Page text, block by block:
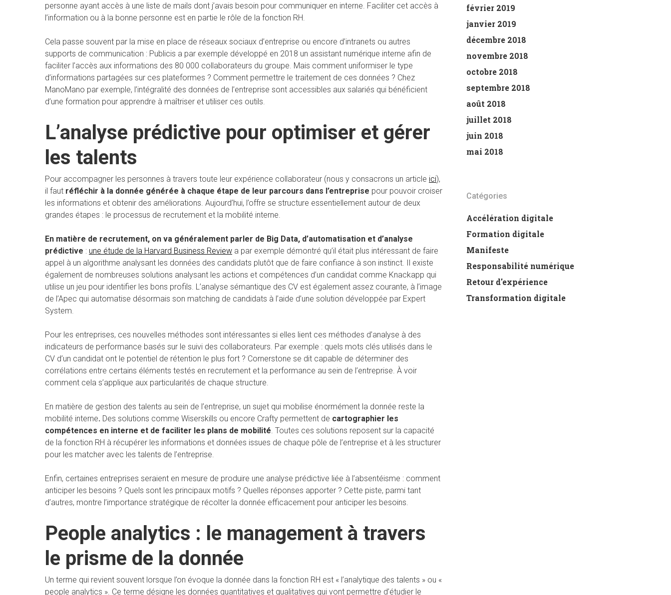
personne ayant accès à une liste de mails dont j’avais besoin pour communiquer en interne. Faciliter cet accès à
l’information ou à la bonne personne est en partie le rôle de la fonction RH.
Cela passe souvent par la mise en place de réseaux sociaux d’entreprise ou encore d’intranets ou autres
supports de communication : Publicis a par exemple développé en 2018 un assistant numérique interne afin de
faciliter l’accès aux informations des 80 000 collaborateurs du groupe. Mais comment uniformiser le type
d’informations partagées sur ces plateformes ? Comment permettre le traitement de ces données ? Chez
ManoMano par exemple, l’intégralité des données de l’entreprise sont accessibles aux salariés qui bénéficient
d’une formation pour apprendre à maîtriser et utiliser ces outils.
L’analyse prédictive pour optimiser et gérer
les talents
Pour accompagner les personnes à travers toute leur expérience collaborateur (nous y consacrons un article ici),
il faut réfléchir à la donnée générée à chaque étape de leur parcours dans l’entreprise pour pouvoir croiser
les informations et obtenir des améliorations. Aujourd’hui, l’offre se structure essentiellement autour de deux
grandes étapes : le processus de recrutement et la mobilité interne.
En matière de recrutement, on va généralement parler de Big Data, d’automatisation et d’analyse
prédictive : une étude de la Harvard Business Review a par exemple démontré qu’il était plus intéressant de faire
appel à un algorithme analysant les données des candidats plutôt que de faire confiance à son instinct. Il existe
également de nombreuses solutions analysant les actions et compétences d’un candidat comme Knackapp qui
utilise un jeu pour identifier les bons profils. L’analyse sémantique des CV est également assez courante, à l’image
de l’Apec qui automatise désormais son matching de candidats à l’aide d’une solution développée par Expert
System.
Pour les entreprises, ces nouvelles méthodes sont intéressantes si elles lient ces méthodes d’analyse à des
indicateurs de performance basés sur le suivi des collaborateurs. Par exemple : quels mots clés utilisés dans le
CV d’un candidat ont le potentiel de rétention le plus fort ? Cornerstone se dit capable de déterminer des
corrélations entre certains éléments testés en recrutement et la performance au sein de l’entreprise. À voir
comment cela s’applique aux particularités de chaque structure.
En matière de gestion des talents au sein de l’entreprise, un sujet qui mobilise énormément la donnée reste la
mobilité interne. Des solutions comme Wiserskills ou encore Crafty permettent de cartographier les
compétences en interne et de faciliter les plans de mobilité . Toutes ces solutions reposent sur la capacité
de la fonction RH à récupérer les informations et données issues de chaque pôle de l’entreprise et à les structurer
pour les matcher avec les talents de l’entreprise.
Enfin, certaines entreprises seraient en mesure de produire une analyse prédictive liée à l’absentéisme : comment
anticiper les besoins ? Quels sont les principaux motifs ? Quelles réponses apporter ? Cette piste, parmi tant
d’autres, montre l’importance stratégique de récolter la donnée efficacement pour anticiper les besoins.
People analytics : le management à travers
le prisme de la donnée
Un terme qui revient souvent lorsque l’on évoque la donnée dans la fonction RH est « l’analytique des talents » ou «
people analytics ». Ce terme désigne les données quantitatives et qualitatives qui vont permettre d’étudier le
février 2019
janvier 2019
décembre 2018
novembre 2018
octobre 2018
septembre 2018
août 2018
juillet 2018
juin 2018
mai 2018
Catégories
Accélération digitale
Formation digitale
Manifeste
Responsabilité numérique
Retour d'expérience
Transformation digitale